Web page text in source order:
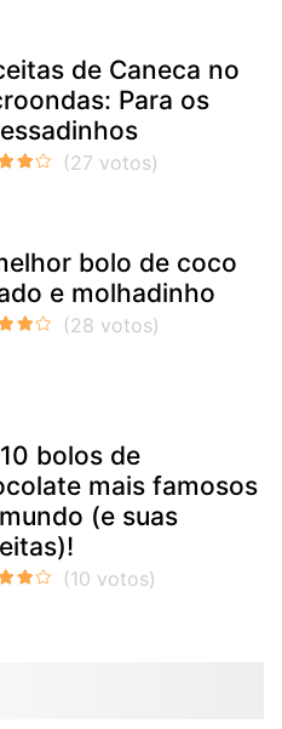
de Caneca no
Para os
bolo de coco
e molhadinho
bolos de
mais famosos
(e suas